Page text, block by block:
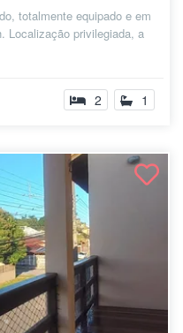
totalmente equipado e em
Localização privilegiada, a
2 1